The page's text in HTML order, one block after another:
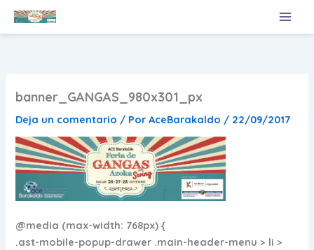
banner_GANGAS_980x301_px
Deja un comentario / PorAceBarakaldo / 22/09/2017
@media (max-width: 768px) {
.ast-mobile-popup-drawer .main-header-menu > li >